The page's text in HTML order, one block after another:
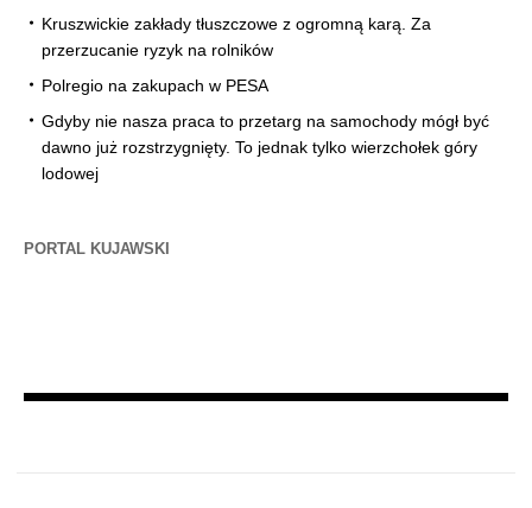
Kruszwickie zakłady tłuszczowe z ogromną karą. Za
przerzucanie ryzyk na rolników
Polregio na zakupach w PESA
Gdyby nie nasza praca to przetarg na samochody mógł być
dawno już rozstrzygnięty. To jednak tylko wierzchołek góry
lodowej
PORTAL KUJAWSKI